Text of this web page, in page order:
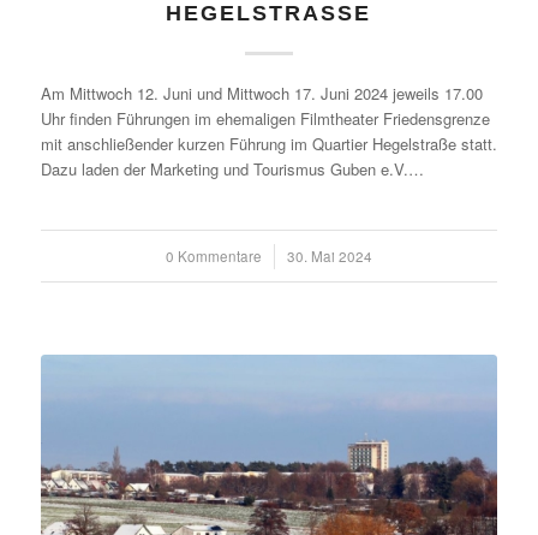
HEGELSTRASSE
Am Mittwoch 12. Juni und Mittwoch 17. Juni 2024 jeweils 17.00
Uhr finden Führungen im ehemaligen Filmtheater Friedensgrenze
mit anschließender kurzen Führung im Quartier Hegelstraße statt.
Dazu laden der Marketing und Tourismus Guben e.V.…
0 Kommentare
/ 30. Mai 2024